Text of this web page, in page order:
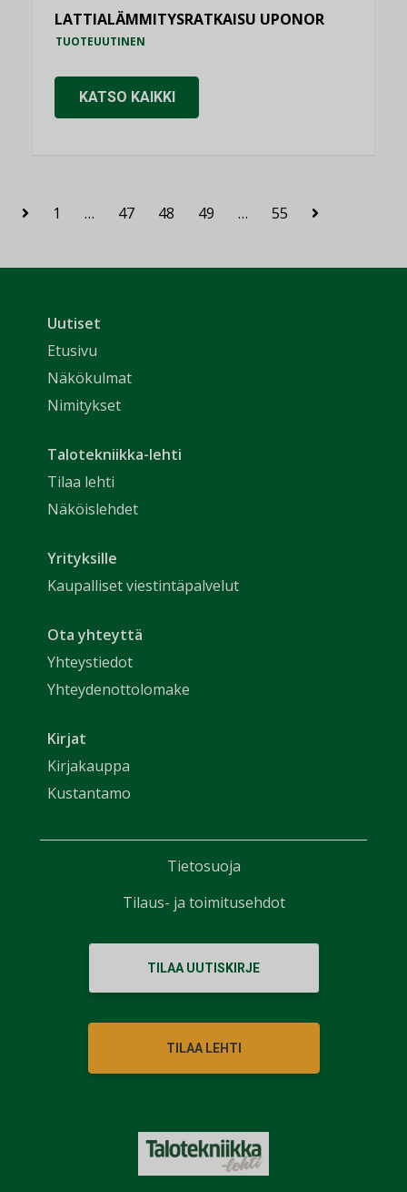
LATTIALÄMMITYSRATKAISU UPONOR
TUOTEUUTINEN
KATSO KAIKKI
1 … 47 48 49 … 55
Uutiset
Etusivu
Näkökulmat
Nimitykset
Talotekniikka-lehti
Tilaa lehti
Näköislehdet
Yrityksille
Kaupalliset viestintäpalvelut
Ota yhteyttä
Yhteystiedot
Yhteydenottolomake
Kirjat
Kirjakauppa
Kustantamo
TILAA UUTISKIRJE
TILAA LEHTI
Tietosuoja
Tilaus- ja toimitusehdot